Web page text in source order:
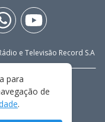
e Televisão Record S.A
USO
para
de
.